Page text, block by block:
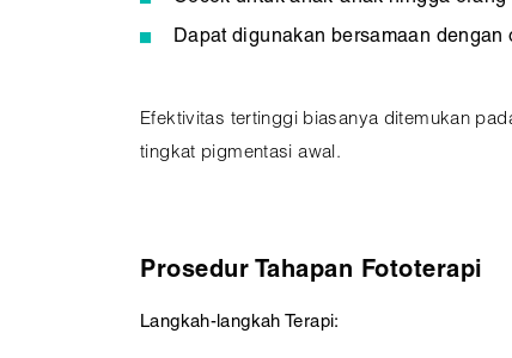
Dapat digunakan bersamaan
Efektivitas tertinggi biasanya ditemukan
tingkat pigmentasi awal.
Prosedur Tahapan Fototerapi
Langkah-langkah Terapi: